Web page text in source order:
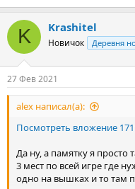
K Krashitel
Новичок Деревня
27 Фев 2021
alex написал(а):
Посмотреть вложение
Да ну, а памятку я просто
3 мест по всей игре где
одно на вышках и то там